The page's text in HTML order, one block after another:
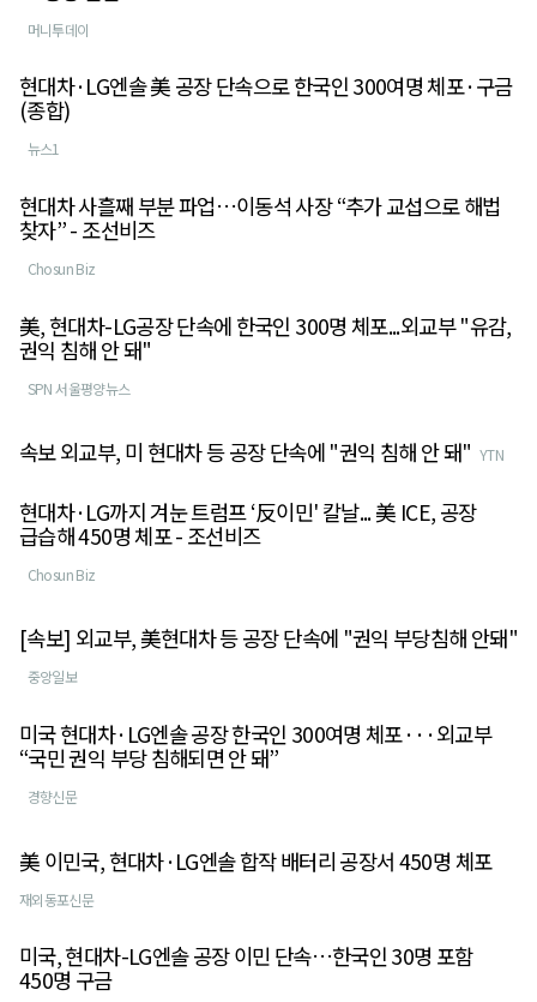
머니투데이
현대차·LG엔솔 美 공장 단속으로 한국인 300여명 체포·구금
(종합)
뉴스1
현대차 사흘째 부분 파업…이동석 사장 “추가 교섭으로 해법
찾자” - 조선비즈
Chosun Biz
美, 현대차-LG공장 단속에 한국인 300명 체포...외교부 "유감,
권익 침해 안 돼"
SPN 서울평양뉴스
속보 외교부, 미 현대차 등 공장 단속에 "권익 침해 안 돼" YTN
현대차·LG까지 겨눈 트럼프 ‘反이민' 칼날... 美 ICE, 공장
급습해 450명 체포 - 조선비즈
Chosun Biz
[속보] 외교부, 美현대차 등 공장 단속에 "권익 부당침해 안돼"
중앙일보
미국 현대차·LG엔솔 공장 한국인 300여명 체포···외교부
“국민 권익 부당 침해되면 안 돼”
경향신문
美 이민국, 현대차·LG엔솔 합작 배터리 공장서 450명 체포
재외동포신문
미국, 현대차-LG엔솔 공장 이민 단속…한국인 30명 포함
450명 구금